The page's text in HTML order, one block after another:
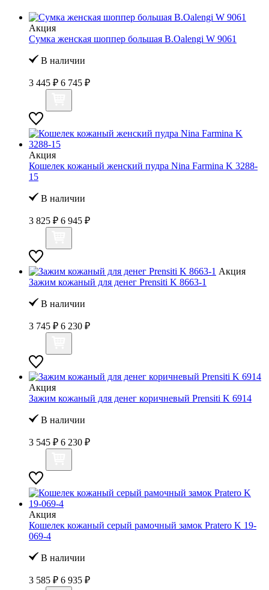
Акция
Сумка женская шоппер большая B.Oalengi W 9061
В наличии
3 445 ₽ 6 745 ₽
Акция
Кошелек кожаный женский пудра Nina Farmina K 3288-
15
В наличии
3 825 ₽ 6 945 ₽
Акция
Зажим кожаный для денег Prensiti K 8663-1
В наличии
3 745 ₽ 6 230 ₽
Акция
Зажим кожаный для денег коричневый Prensiti K 6914
В наличии
3 545 ₽ 6 230 ₽
Акция
Кошелек кожаный серый рамочный замок Pratero K 19-
069-4
В наличии
3 585 ₽ 6 935 ₽